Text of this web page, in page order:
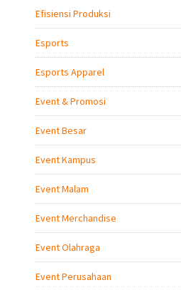
Efisiensi Produksi
Esports
Esports Apparel
Event & Promosi
Event Besar
Event Kampus
Event Malam
Event Merchandise
Event Olahraga
Event Perusahaan